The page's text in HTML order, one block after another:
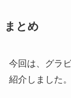
まとめ
今回は、グラ
紹介しました。